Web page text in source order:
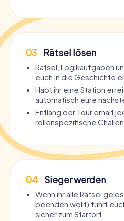
03 Rätsel lösen
Rätsel, Logikaufgaben
euch in die Geschichte
Habt ihr eine Station
automatisch eure
Entlang der Tour erhält
rollenspezifische
04 Sieger werden
Wenn ihr alle Rätsel
beenden wollt) führt
sicher zum Startort.